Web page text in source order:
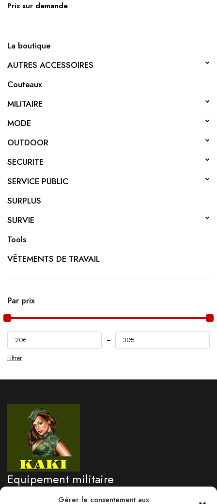
Gérer le consentement aux
Prix sur demande
La boutique
AUTRES ACCESSOIRES
Couteaux
MILITAIRE
MODE
OUTDOOR
SECURITE
SERVICE PUBLIC
SURPLUS
SURVIE
Tools
VÊTEMENTS DE TRAVAIL
Par prix
Filtrer
20€ 30€
Equipement militaire
professionnel